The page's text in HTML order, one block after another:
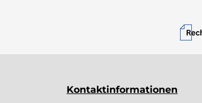
Kontaktinformationen